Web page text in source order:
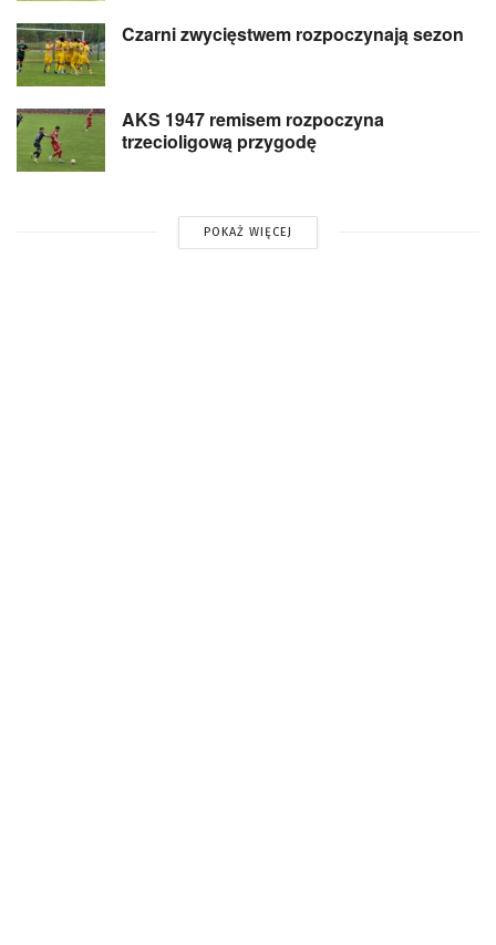
Czarni zwycięstwem rozpoczynają sezon
AKS 1947 remisem rozpoczyna
trzecioligową przygodę
POKAŻ WIĘCEJ